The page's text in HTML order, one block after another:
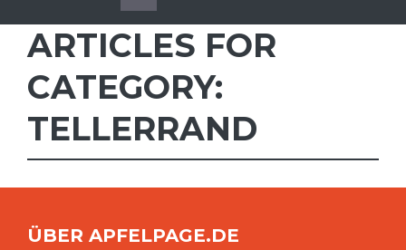
ARTICLES FOR
CATEGORY:
TELLERRAND
ÜBER APFELPAGE.DE